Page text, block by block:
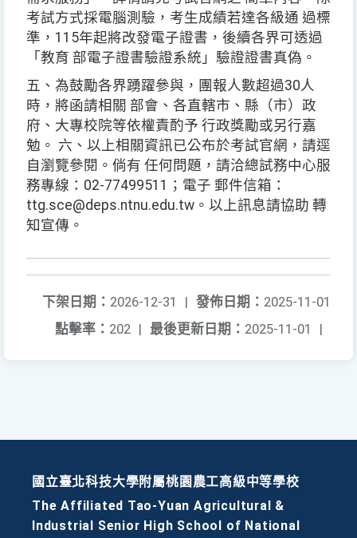
考試方式採電腦測驗，考生成績若達各級通 過標
準，115年起將改發電子證書，後續各界可透過
「教育 部電子證書驗證系統」驗證證書真偽。
五、為鼓勵各界踴躍參與，團報人數超過30人
時，將函請相關 部會、各直轄市、縣（市）政
府、大專校院等依權責酌予 行政獎勵或另行嘉
勉。 六、以上相關資訊已公布於考試官網，請逕
自瀏覽參閱。倘有 任何問題，請洽總試務中心服
務專線：02-77499511；電子 郵件信箱：
ttg.sce@deps.ntnu.edu.tw。以上訊息請協助 轉
知宣傳。
發佈日期： 2025-11-01
下架日期： 2026-12-31
|
最後更新日期： 2025-11-01 |
點擊率： 202 |
國立臺北科技大學附屬桃園農工高級中等學校
The Affiliated Tao-Yuan Agricultural &
Industrial Senior High School of National